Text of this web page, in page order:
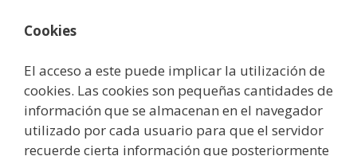
Cookies
El acceso a este puede implicar la utilización de
cookies. Las cookies son pequeñas cantidades de
información que se almacenan en el navegador
utilizado por cada usuario para que el servidor
recuerde cierta información que posteriormente